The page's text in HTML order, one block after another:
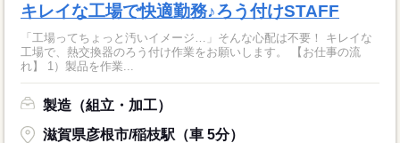
キレイな工場で快適勤務♪ろう付けSTAFF
「工場ってちょっと汚いイメージ…」そんな心配は不要！ キレイな
工場で、熱交換器のろう付け作業をお願いします。 【お仕事の流
れ】 1）製品を作業...
製造（組立・加工）
滋賀県彦根市/稲枝駅（車 5分）